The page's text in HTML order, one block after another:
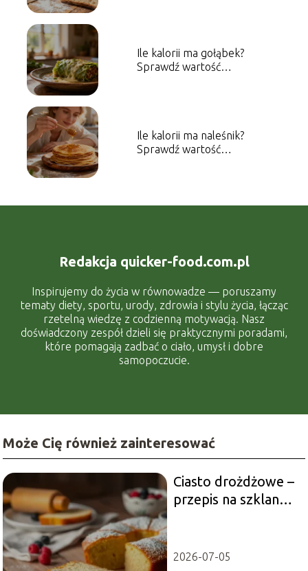
Ile kalorii ma gołąbek?
Sprawdź wartość
Ile kalorii ma naleśnik?
Sprawdź wartość
Redakcja quicker-food.com.pl
Inspirujemy do życia w równowadze — poruszamy
tematy diety, sportu, urody, zdrowia i stylu życia, łącząc
rzetelną wiedzę z codzienną motywacją. Nasz
doświadczony zespół dzieli się praktycznymi poradami,
które pomagają zadbać o ciało, umysł i dobre
samopoczucie.
Może Cię również zainteresować
Ciasto drożdżowe –
przepis na szklanki,
2026-07-05